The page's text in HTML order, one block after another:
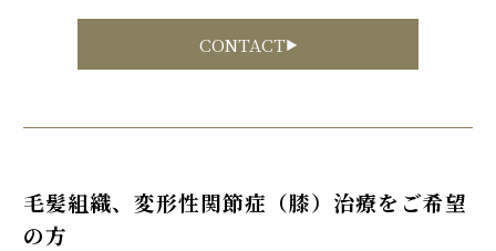
CONTACT
毛髪組織、変形性関節症（膝）治療をご希望
の方